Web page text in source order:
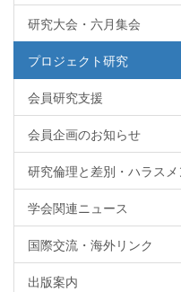
研究大会・六月集会
プロジェクト研究
会員研究支援
会員企画のお知らせ
研究倫理と差別・ハラス
学会関連ニュース
国際交流・海外リンク
出版案内